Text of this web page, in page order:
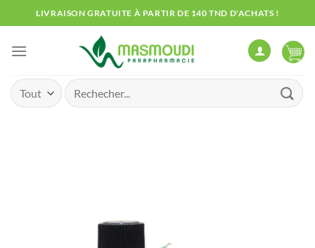
au
contenu
LIVRAISON GRATUITE À PARTIR DE 140 TND D'ACHATS !
Recherche
pour :